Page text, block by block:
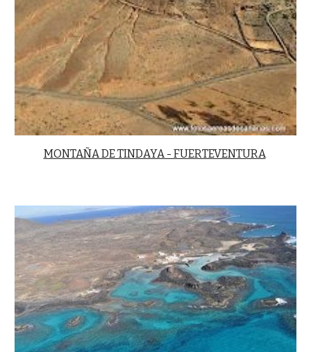
MONTAÑA DE TINDAYA - FUERTEVENTURA